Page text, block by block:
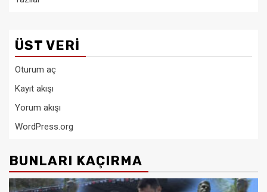
ÜST VERI
Oturum aç
Kayıt akışı
Yorum akışı
WordPress.org
BUNLARI KAÇIRMA